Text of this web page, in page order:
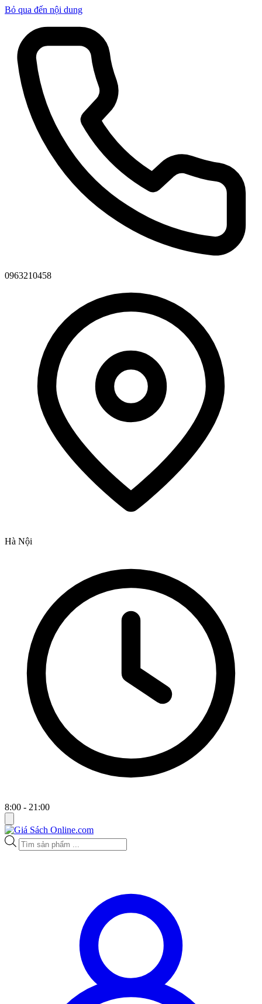
Bỏ qua đến nội dung
0963210458
Hà Nội
8:00 - 21:00
Tìm
kiếm